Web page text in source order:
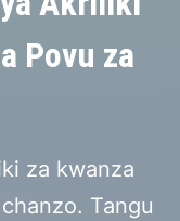
Povu za
za kwanza
Tangu